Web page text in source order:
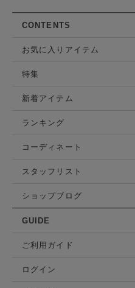
CONTENTS
お気に入りアイテム
特集
新着アイテム
ランキング
コーディネート
スタッフリスト
ショップブログ
GUIDE
ご利用ガイド
ログイン